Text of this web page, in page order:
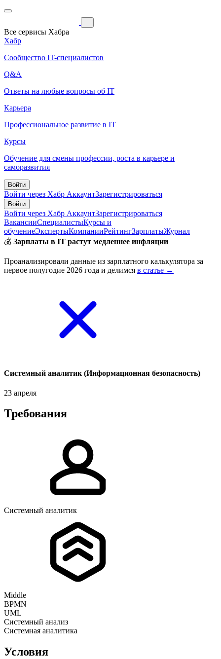
Все сервисы Хабра
Хабр
Сообщество IT-специалистов
Q&A
Ответы на любые вопросы об IT
Карьера
Профессиональное развитие в IT
Курсы
Обучение для смены профессии, роста в карьере и
саморазвития
Войти
Войти через Хабр АккаунтЗарегистрироваться
Войти
Войти через Хабр АккаунтЗарегистрироваться
ВакансииСпециалистыКурсы и
обучениеЭкспертыКомпанииРейтингЗарплатыЖурнал
💰 Зарплаты в IT растут медленнее инфляции
Проанализировали данные из зарплатного калькулятора за
первое полугодие 2026 года и делимся в статье →
Системный аналитик (Информационная безопасность)
23 апреля
Требования
Системный аналитик
Middle
BPMN
UML
Системный анализ
Системная аналитика
Условия